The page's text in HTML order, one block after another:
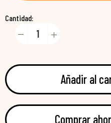
Cantidad:
Añadir al
Comprar